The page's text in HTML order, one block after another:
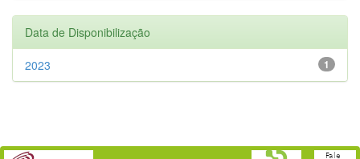
Data de Disponibilização
1
2023